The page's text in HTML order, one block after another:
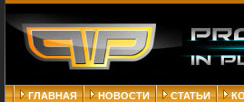
ГЛАВНАЯ НОВОСТИ СТАТЬИ